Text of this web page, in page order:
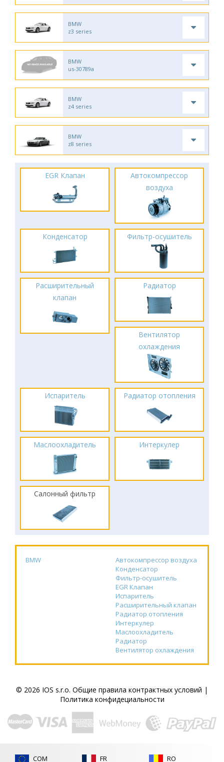
BMW
z3 series
BMW
us-30789a
BMW
z4 series
BMW
z8 series
EGR Клапан
Автокомпрессор
воздуха
Конденсатор Фильтр-осушитель
Расширительный
клапан
Радиатор
Вентилятор
охлаждения
Испаритель Радиатор отопления
Маслоохладитель Интеркулер
Салонный фильтр
BMW
Автокомпрессор воздуха
Конденсатор
Фильтр-осушитель
EGR Клапан
Испаритель
Расширительный клапан
Радиатор отопления
Интеркулер
Маслоохладитель
Радиатор
Вентилятор охлаждения
© 2026 IOS s.r.o. Общие правила контрактных условий |
Политика конфидециальности
COM FR RO